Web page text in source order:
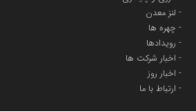
لنز معدن
چهره ها
رویدادها
اخبار شرکت ها
اخبار روز
ارتباط با ما